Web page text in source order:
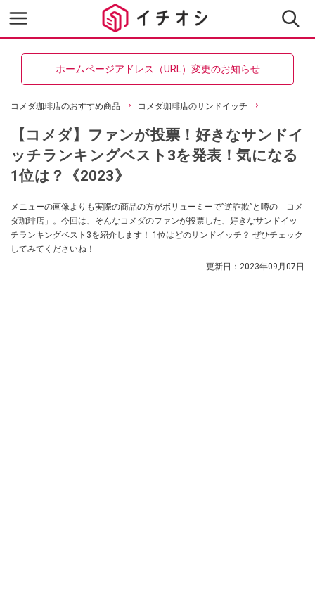
ホームページアドレス（URL）変更のお知らせ
コメダ珈琲店のおすすめ商品 コメダ珈琲店のサンドイッチ
【コメダ】ファンが投票！好きなサンドイ
ッチランキングベスト3を発表！気になる
1位は？《2023》
メニューの画像よりも実際の商品の方がボリューミーで”逆詐欺”と噂の「コメ
ダ珈琲店」。今回は、そんなコメダのファンが投票した、好きなサンドイッ
チランキングベスト3を紹介します！ 1位はどのサンドイッチ？ ぜひチェック
してみてくださいね！
更新日： 2023年09月07日